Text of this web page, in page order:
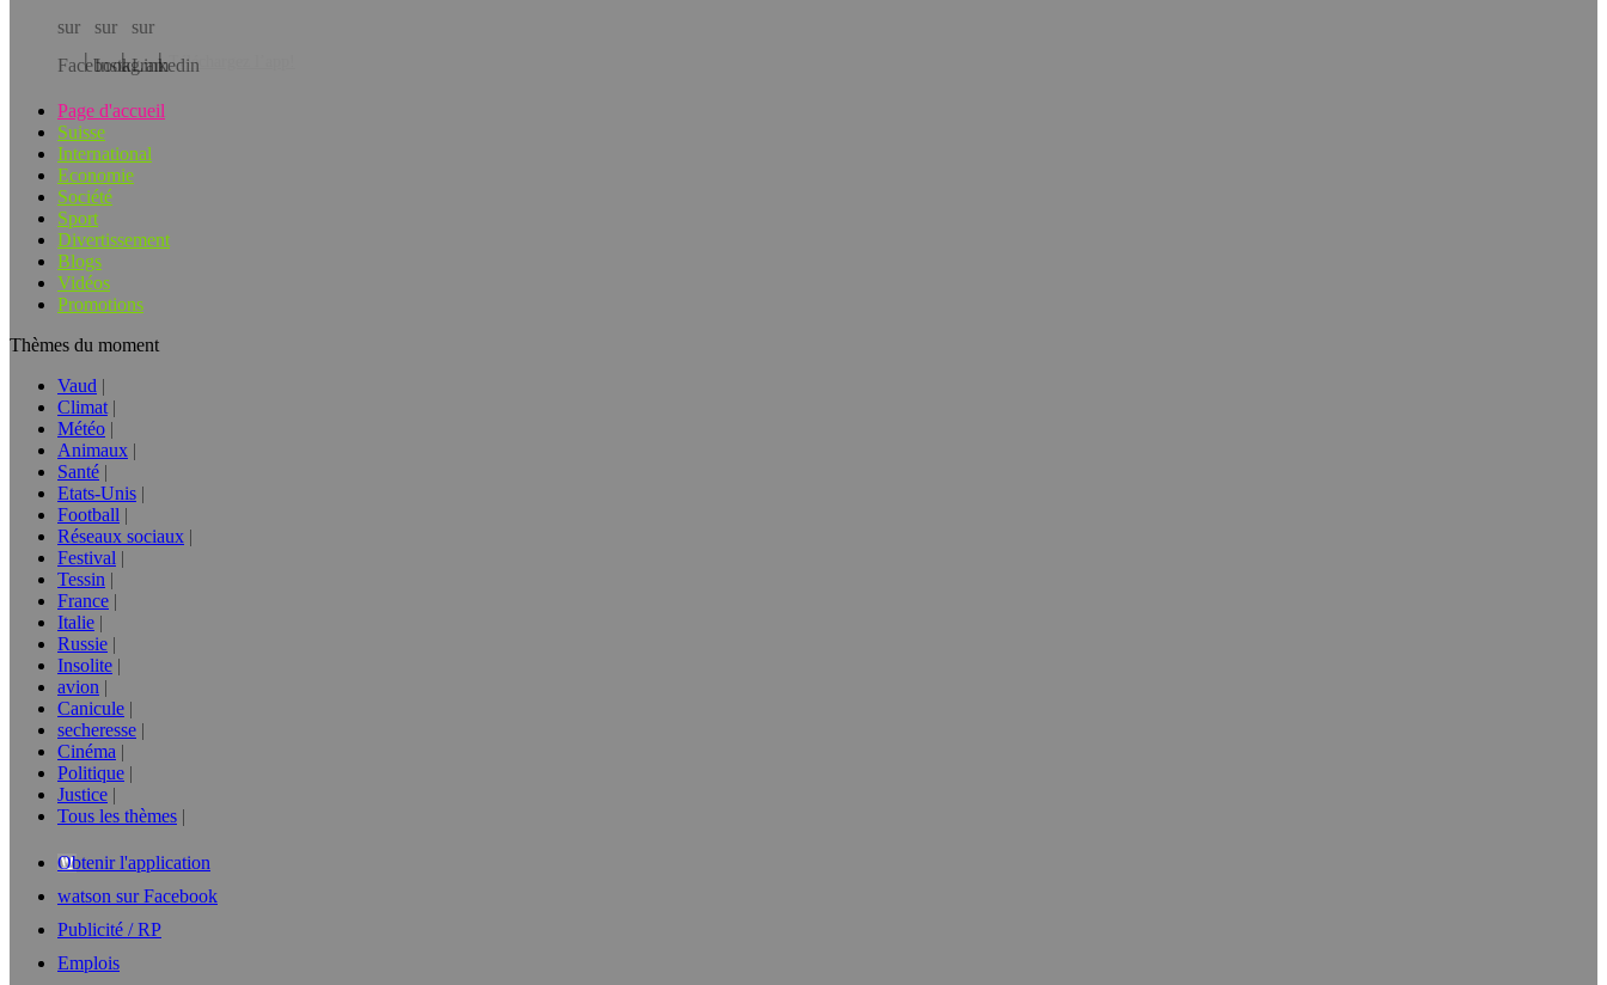
Téléchargez l’app!
Page d'accueil
Suisse
International
Economie
Société
Sport
Divertissement
Blogs
Vidéos
Promotions
Thèmes du moment
Vaud
Climat
Météo
Animaux
Santé
Etats-Unis
Football
Réseaux sociaux
Festival
Tessin
France
Italie
Russie
Insolite
avion
Canicule
secheresse
Cinéma
Politique
Justice
Tous les thèmes
Obtenir l'application
watson sur Facebook
Publicité / RP
Emplois